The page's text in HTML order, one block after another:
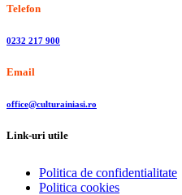
Telefon
0232 217 900
Email
office@culturainiasi.ro
Link-uri utile
Politica de confidentialitate
Politica cookies